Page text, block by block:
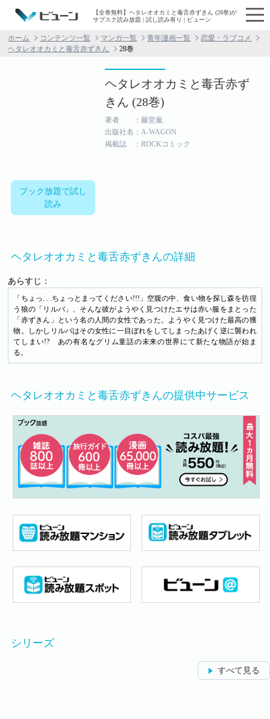
【全巻無料】ヘタレオオカミと毒舌赤ずきん (28巻)が
サブスク読み放題 | 試し読み有り | ビューン
ホーム コンテンツ一覧 マンガ一覧 青年漫画一覧
恋愛・ラブコメ
ヘタレオオカミと毒舌赤ずきん
28巻
ブック放題で試し
読み
ヘタレオオカミと毒舌赤ず
きん (28巻)
著者 ：藤堂薫
出版社名：A-WAGON
掲載誌 ：ROCKコミック
ヘタレオオカミと毒舌赤ずきんの詳細
あらすじ：
「ちょっ. . .ちょっとまってください!!!」空腹の中、食い物を探し森を彷徨
う狼の「リルバ」、そんな彼がようやく見つけたエサは赤い服をまとった
「赤ずきん」という名の人間の女性であった。ようやく見つけた最高の獲
物。しかしリルバはその女性に一目ぼれをしてしまったあげく逆に襲われ
てしまい!? あの有名なグリム童話の未来の世界にて新たな物語が始ま
る。
ヘタレオオカミと毒舌赤ずきんの提供中サービス
シリーズ
すべて見る